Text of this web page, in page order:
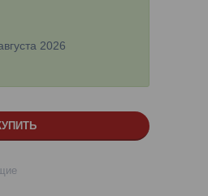
2026